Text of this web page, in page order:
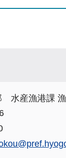
水産漁港課